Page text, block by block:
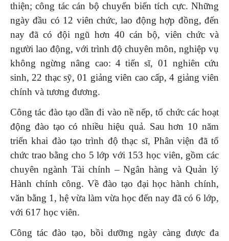
thiện; công tác cán bộ chuyển biến tích cực. Những
ngày đầu có 12 viên chức, lao động hợp đồng, đến
nay đã có đội ngũ hơn 40 cán bộ, viên chức và
người lao động, với trình độ chuyên môn, nghiệp vụ
không ngừng nâng cao: 4 tiến sĩ, 01 nghiên cứu
sinh, 22 thạc sỹ, 01 giảng viên cao cấp, 4 giảng viên
chính và tương đương.
Công tác đào tạo dần đi vào nề nếp, tổ chức các hoạt
động đào tạo có nhiều hiệu quả. Sau hơn 10 năm
triển khai đào tạo trình độ thạc sĩ, Phân viện đã tổ
chức trao bằng cho 5 lớp với 153 học viên, gồm các
chuyên ngành Tài chính – Ngân hàng và Quản lý
Hành chính công. Về đào tạo đại học hành chính,
văn bằng 1, hệ vừa làm vừa học đến nay đã có 6 lớp,
với 617 học viên.
Công tác đào tạo, bồi dưỡng ngày càng được đa